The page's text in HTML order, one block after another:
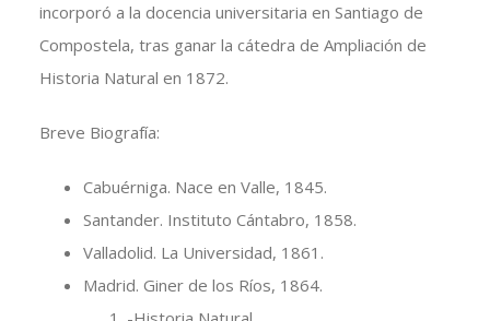
incorporó a la docencia universitaria en Santiago de
Compostela, tras ganar la cátedra de Ampliación de
Historia Natural en 1872.
Breve Biografía:
Cabuérniga. Nace en Valle, 1845.
Santander. Instituto Cántabro, 1858.
Valladolid. La Universidad, 1861.
Madrid. Giner de los Ríos, 1864.